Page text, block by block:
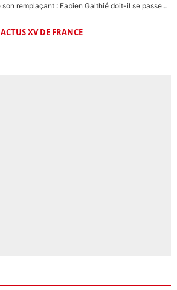
Le XV de France a trouvé son remplaçant : Fabien Galthié doit-il se passer d'Antoine Dupont ?
ACTUS XV DE FRANCE